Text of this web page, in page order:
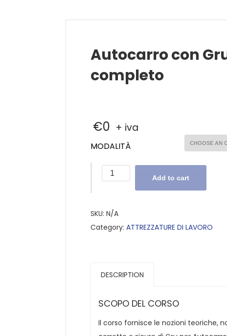
Autocarro con
completo
€0 + iva
MODALITÀ
Autocarro
-
Corso
Add to cart
SKU:N/A
Category:ATTREZZATURE DI LAVORO
DESCRIPTION
SCOPO DEL CORSO
Il corso fornisce le nozioni teoriche,